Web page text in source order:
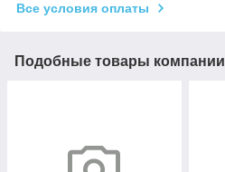
Все условия оплаты
Подобные товары компании